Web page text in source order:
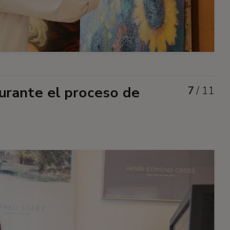
el proceso de
7/ 11